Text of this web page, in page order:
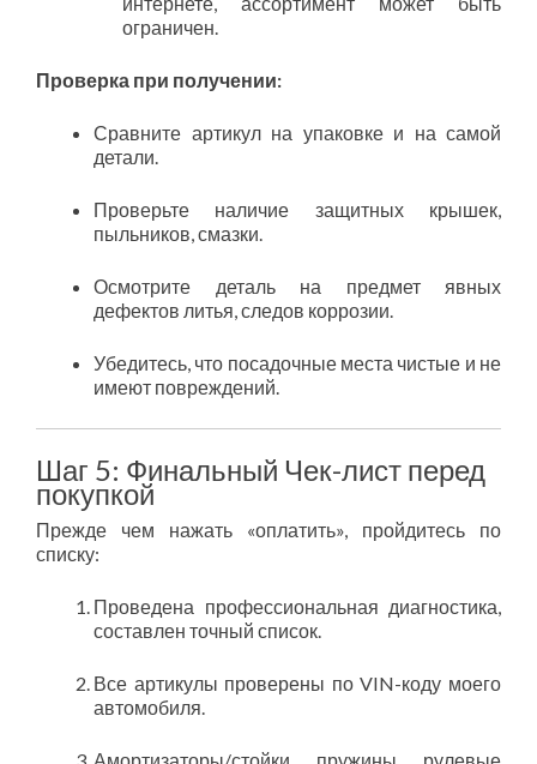
ограничен.
Проверка при получении:
Сравните артикул на упаковке и на самой
детали.
Проверьте наличие защитных крышек,
пыльников, смазки.
Осмотрите деталь на предмет явных
дефектов литья, следов коррозии.
Убедитесь, что посадочные места чистые и не
имеют повреждений.
Шаг 5: Финальный Чек-лист перед
покупкой
Прежде чем нажать «оплатить», пройдитесь по
списку:
Проведена профессиональная диагностика,
составлен точный список.
Все артикулы проверены по VIN-коду моего
автомобиля.